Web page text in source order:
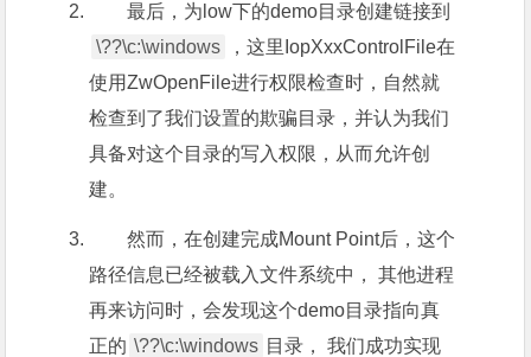
最后，为low下的demo目录创建链接到
\??\c:\windows
，这里IopXxxControlFile在
使用ZwOpenFile进行权限检查时，自然就
检查到了我们设置的欺骗目录，并认为我们
具备对这个目录的写入权限，从而允许创
建。
然而，在创建完成Mount Point后，这个
路径信息已经被载入文件系统中， 其他进程
再来访问时，会发现这个demo目录指向真
正的 \??\c:\windows 目录， 我们成功实现